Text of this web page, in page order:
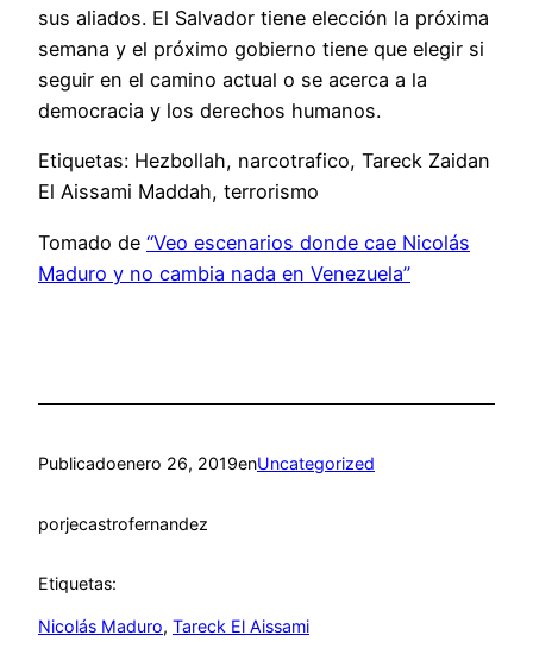
sus aliados. El Salvador tiene elección la próxima
semana y el próximo gobierno tiene que elegir si
seguir en el camino actual o se acerca a la
democracia y los derechos humanos.
Etiquetas: Hezbollah, narcotrafico, Tareck Zaidan
El Aissami Maddah, terrorismo
Tomado de “Veo escenarios donde cae Nicolás
Maduro y no cambia nada en Venezuela”
Publicadoenero 26, 2019enUncategorized
porjecastrofernandez
Etiquetas:
Nicolás Maduro, Tareck El Aissami